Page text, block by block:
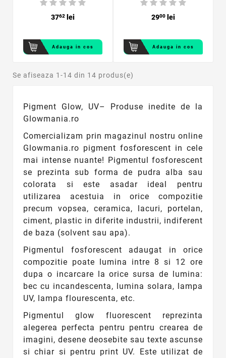
3762 lei
Adauga in cos
2900 lei
Adauga in cos
Se afiseaza 1-14 din 14 produs(e)
Pigment Glow, UV– Produse inedite de la
Glowmania.ro
Comercializam prin magazinul nostru online
Glowmania.ro pigment fosforescent in cele
mai intense nuante! Pigmentul fosforescent
se prezinta sub forma de pudra alba sau
colorata si este asadar ideal pentru
utilizarea acestuia in orice compozitie
precum vopsea, ceramica, lacuri, portelan,
ciment, plastic in diferite industrii, indiferent
de baza (solvent sau apa).
Pigmentul fosforescent adaugat in orice
compozitie poate lumina intre 8 si 12 ore
dupa o incarcare la orice sursa de lumina:
bec cu incandescenta, lumina solara, lampa
UV, lampa flourescenta, etc.
Pigmentul glow fluorescent reprezinta
alegerea perfecta pentru pentru crearea de
imagini, desene deosebite sau texte ascunse
si chiar si pentru print UV. Este utilizat de